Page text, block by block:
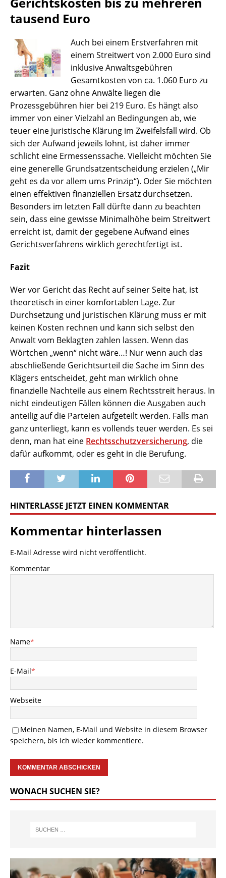
tausend Euro
Auch bei einem Erstverfahren mit
einem Streitwert von 2.000 Euro sind
inklusive Anwaltsgebühren
Gesamtkosten von ca. 1.060 Euro zu
erwarten. Ganz ohne Anwälte liegen die
Prozessgebühren hier bei 219 Euro. Es hängt also
immer von einer Vielzahl an Bedingungen ab, wie
teuer eine juristische Klärung im Zweifelsfall wird. Ob
sich der Aufwand jeweils lohnt, ist daher immer
schlicht eine Ermessenssache. Vielleicht möchten Sie
eine generelle Grundsatzentscheidung erzielen („Mir
geht es da vor allem ums Prinzip“). Oder Sie möchten
einen effektiven finanziellen Ersatz durchsetzen.
Besonders im letzten Fall dürfte dann zu beachten
sein, dass eine gewisse Minimalhöhe beim Streitwert
erreicht ist, damit der gegebene Aufwand eines
Gerichtsverfahrens wirklich gerechtfertigt ist.
Fazit
Wer vor Gericht das Recht auf seiner Seite hat, ist
theoretisch in einer komfortablen Lage. Zur
Durchsetzung und juristischen Klärung muss er mit
keinen Kosten rechnen und kann sich selbst den
Anwalt vom Beklagten zahlen lassen. Wenn das
Wörtchen „wenn“ nicht wäre…! Nur wenn auch das
abschließende Gerichtsurteil die Sache im Sinn des
Klägers entscheidet, geht man wirklich ohne
finanzielle Nachteile aus einem Rechtsstreit heraus. In
nicht eindeutigen Fällen können die Ausgaben auch
anteilig auf die Parteien aufgeteilt werden. Falls man
ganz unterliegt, kann es vollends teuer werden. Es sei
denn, man hat eine Rechtsschutzversicherung, die
dafür aufkommt, oder es geht in die Berufung.
HINTERLASSE JETZT EINEN KOMMENTAR
Kommentar hinterlassen
E-Mail Adresse wird nicht veröffentlicht.
Kommentar
Name*
E-Mail*
Webseite
Meinen Namen, E-Mail und Website in diesem Browser
speichern, bis ich wieder kommentiere.
WONACH SUCHEN SIE?